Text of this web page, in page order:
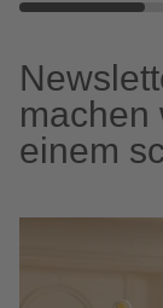
machen
einem